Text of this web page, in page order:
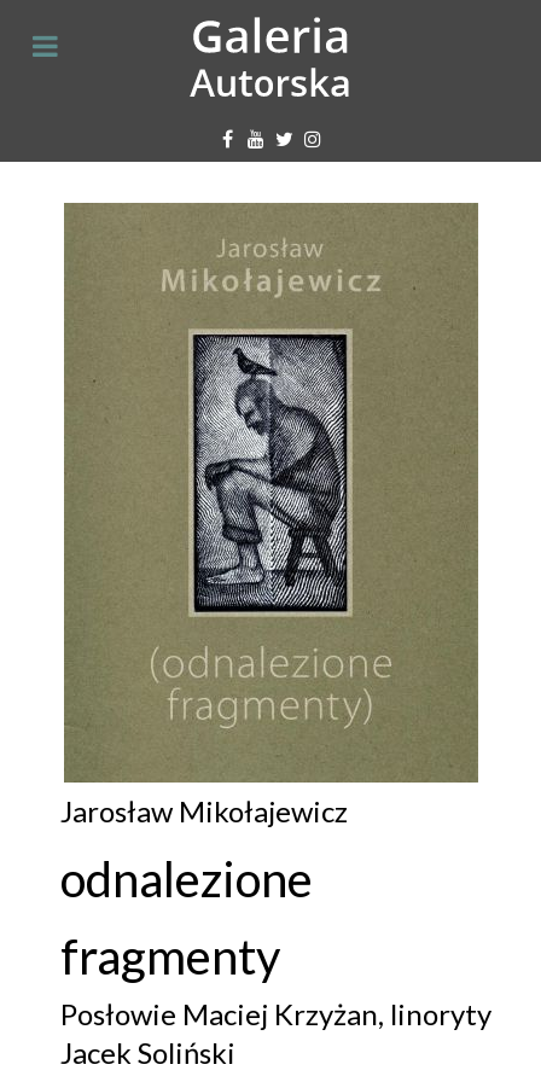
Jarosław Mikołajewicz
odnalezione
fragmenty
Posłowie Maciej Krzyżan, linoryty
Jacek Soliński